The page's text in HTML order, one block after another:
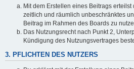
Mit dem Erstellen eines Beitrags
zeitlich und räumlich unbeschränktes
Beitrag im Rahmen des Boards zu
Das Nutzungsrecht nach Punkt 2,
Kündigung des Nutzungsvertrages
3. PFLICHTEN DES NUTZERS